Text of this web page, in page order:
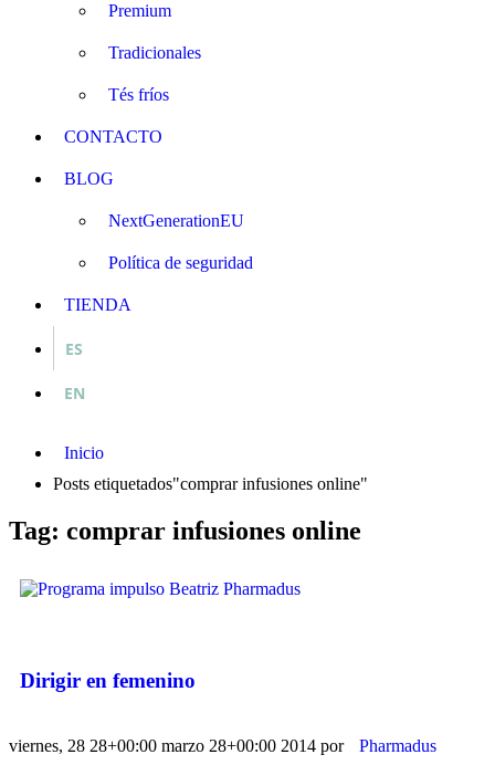
Premium
Tradicionales
Tés fríos
CONTACTO
BLOG
NextGenerationEU
Política de seguridad
TIENDA
ES
EN
Inicio
Posts etiquetados"comprar infusiones online"
Tag: comprar infusiones online
Dirigir en femenino
viernes, 28 28+00:00 marzo 28+00:00 2014 por
Pharmadus